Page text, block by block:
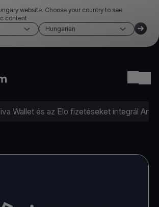
website. Choose your country to see
content
Hungarian
Wallet és az Elo fizetéseket integrál